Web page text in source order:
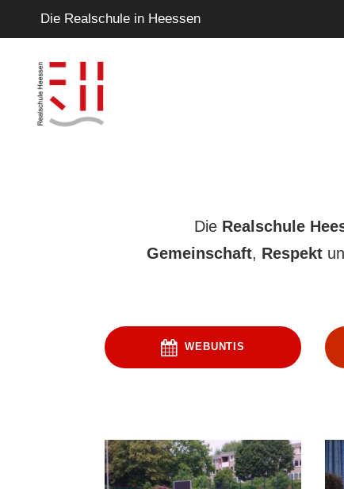
Die Realschule in Heessen
Die Realschule
Gemeinschaft, Respekt
WEBUNTIS